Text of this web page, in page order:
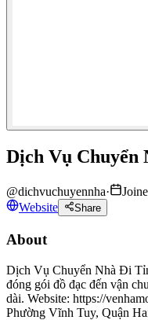
Dịch Vụ
@dichvuchuyennha·
Website
Share
About
Dịch Vụ Chuyển Nhà Đi
đóng gói đồ đạc đến vận
dài. Website: https://
Phường Vĩnh Tuy, Quận